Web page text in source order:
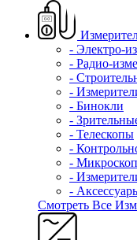
- Электро-
- Радио-
-
-
- Бинокли
-
- Телескопы
-
-
-
-
Смотреть Все